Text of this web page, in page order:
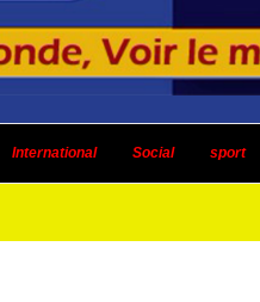
International Social sport